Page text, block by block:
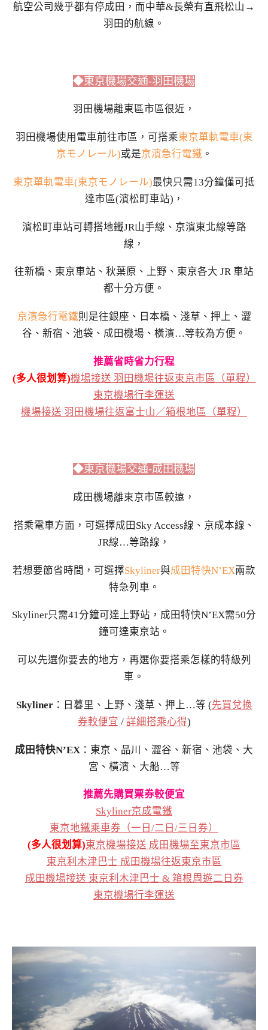
航空公司幾乎都有停成田，而中華&長榮有直飛松山→
羽田的航線。
◆東京機場交通-羽田機場
羽田機場離東區市區很近，
羽田機場使用電車前往市區，可搭乘東京單軌電車(東
京モノレール)或是京濱急行電鐵 。
東京單軌電車(東京モノレール)最快只需13分鐘僅可抵
達市區(濱松町車站)，
濱松町車站可轉搭地鐵JR山手線、京濱東北線等路
線，
往新橋、東京車站、秋葉原、上野、東京各大 JR 車站
都十分方便。
京濱急行電鐵則是往銀座、日本橋、淺草、押上、澀
谷、新宿、池袋、成田機場、橫濱…等較為方便。
推薦省時省力行程
(多人很划算)機場接送 羽田機場往返東京市區（單程）
東京機場行李運送
機場接送 羽田機場往返富士山／箱根地區（單程）
◆東京機場交通-成田機場
成田機場離東京市區較遠，
搭乘電車方面，可選擇成田Sky Access線、京成本線、
JR線…等路線，
若想要節省時間，可選擇Skyliner與成田特快N’EX兩款
特急列車。
Skyliner只需41分鐘可達上野站，成田特快N’EX需50分
鐘可達東京站。
可以先選你要去的地方，再選你要搭乘怎樣的特級列
車。
Skyliner：日暮里、上野、淺草、押上…等 (先買兌換
券較便宜 / 詳細搭乘心得)
成田特快N’EX ：東京、品川、澀谷、新宿、池袋、大
宮、橫濱、大船…等
推薦先購買票券較便宜
Skyliner京成電鐵
東京地鐵乘車券（一日/二日/三日券）
(多人很划算)東京機場接送 成田機場至東京市區
東京利木津巴士 成田機場往返東京市區
成田機場接送 東京利木津巴士 & 箱根周遊二日券
東京機場行李運送